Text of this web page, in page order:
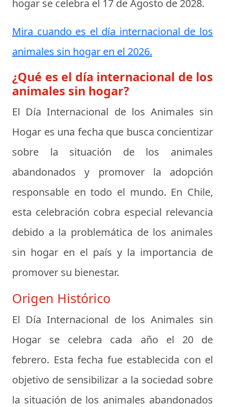
hogar se celebra el 17 de Agosto de 2028.
Mira cuando es el día internacional de los
animales sin hogar en el 2026.
¿Qué es el día internacional de los
animales sin hogar?
El Día Internacional de los Animales sin
Hogar es una fecha que busca concientizar
sobre la situación de los animales
abandonados y promover la adopción
responsable en todo el mundo. En Chile,
esta celebración cobra especial relevancia
debido a la problemática de los animales
sin hogar en el país y la importancia de
promover su bienestar.
Origen Histórico
El Día Internacional de los Animales sin
Hogar se celebra cada año el 20 de
febrero. Esta fecha fue establecida con el
objetivo de sensibilizar a la sociedad sobre
la situación de los animales abandonados